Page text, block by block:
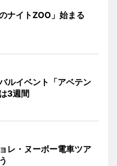
ナイトZOO」始まる
ルイベント「アベテン
3週間
レ・ヌーボー電車ツア